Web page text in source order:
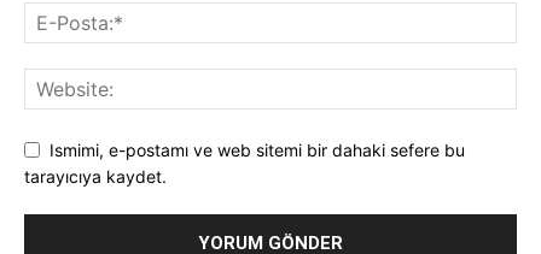
Ismimi, e-postamı ve web sitemi bir dahaki sefere bu
tarayıcıya kaydet.